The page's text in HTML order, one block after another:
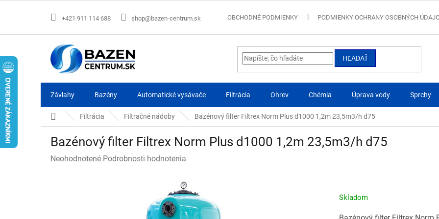
+421 911 114 688 shop@bazen-centrum.sk OBCHODNÉ PODMIENKY PODMIENKY OCHRANY OSOBNÝCH
HĽADAŤ
Závlahy Bazény Automatické vysávače Filtrácia Ohrev Chémia Úprava vody Sprchy
DomovFiltrácia Filtračné nádoby Bazénový filter Filtrex Norm Plus d1000 1,2m 23,5m3/h d75
Bazénový filter Filtrex Norm Plus d1000 1,2m 23,5m3/h d75
Priemerné
Neohodnotené Podrobnosti hodnotenia
Skladom